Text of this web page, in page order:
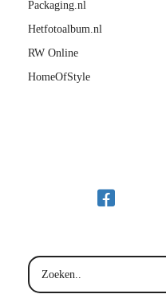
Packaging.nl
Hetfotoalbum.nl
RW Online
HomeOfStyle